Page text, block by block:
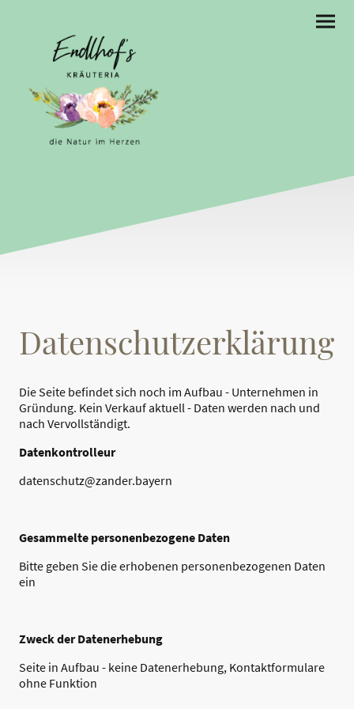
Datenschutzerklärung
Die Seite befindet sich noch im Aufbau - Unternehmen in
Gründung. Kein Verkauf aktuell - Daten werden nach und
nach Vervollständigt.
Datenkontrolleur
datenschutz@zander.bayern
Gesammelte personenbezogene Daten
Bitte geben Sie die erhobenen personenbezogenen Daten
ein
Zweck der Datenerhebung
Seite in Aufbau - keine Datenerhebung, Kontaktformulare
ohne Funktion